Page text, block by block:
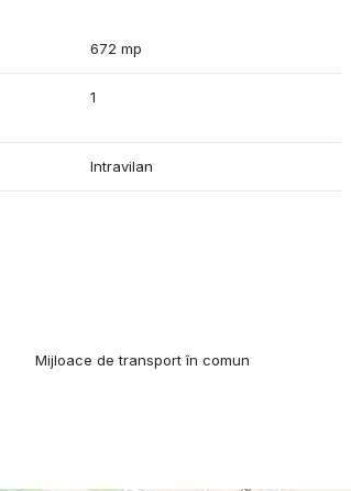
672 mp
1
Intravilan
Mijloace de transport în comun